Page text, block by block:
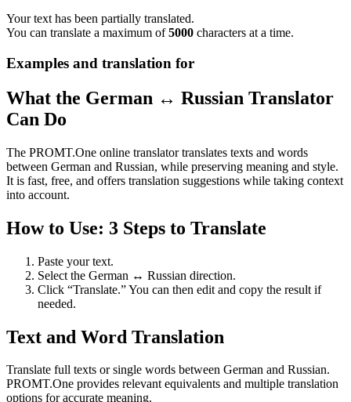
Your text has been partially translated.
You can translate a maximum of5000 characters at a time.
Examples and translation for
What the German ↔ Russian Translator
Can Do
The PROMT.One online translator translates texts and words
between German and Russian, while preserving meaning and style.
It is fast, free, and offers translation suggestions while taking context
into account.
How to Use: 3 Steps to Translate
Paste your text.
Select the German ↔ Russian direction.
Click “Translate.” You can then edit and copy the result if
needed.
Text and Word Translation
Translate full texts or single words between German and Russian.
PROMT.One provides relevant equivalents and multiple translation
options for accurate meaning.